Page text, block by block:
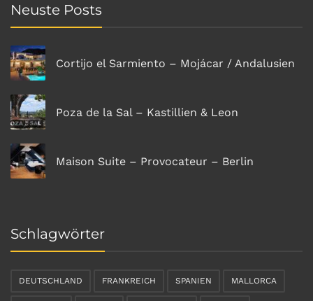
Neuste Posts
Cortijo el Sarmiento – Mojácar / Andalusien
Poza de la Sal – Kastillien & Leon
Maison Suite – Provocateur – Berlin
Schlagwörter
DEUTSCHLAND FRANKREICH SPANIEN MALLORCA